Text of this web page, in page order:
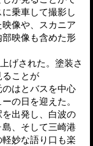
乗車して撮影し
像や、スカニア
映像も含めた形
げされた。塗装さ
ることが
はとバスを中心
の日を迎えた。
出発し、白波の
、そして三崎港
軽妙な語り口も楽